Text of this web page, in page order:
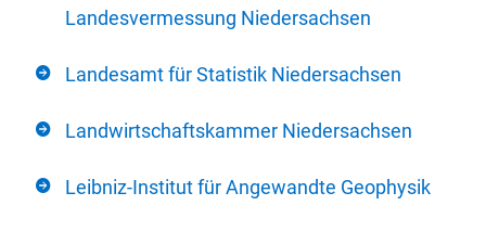
Landesvermessung Niedersachsen
Landesamt für Statistik Niedersachsen
Landwirtschaftskammer Niedersachsen
Leibniz-Institut für Angewandte Geophysik